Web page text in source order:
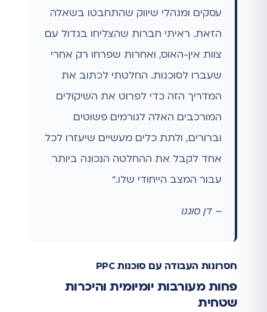
עסקים ומנהלי שיווק שהתחבטו בשאלה
הזאת. ראיתי חברות שהצליחו בגדול עם
צוות אין-האוס, ואחרות שפרחו רק אחרי
שעברו לסוכנות. החלטתי לכתוב את
המדריך הזה כדי לפרוט את השיקולים
המורכבים האלה לגורמים פשוטים
וברורים, ולתת כלים מעשיים שיעזרו לכל
אחד לקבל את ההחלטה הנכונה ביותר
עבור המצב הייחודי שלו."
– דן סונגו
חסרונות העבודה עם סוכנות PPC
פחות מעורבות יומיומית והיכרות
שטחית